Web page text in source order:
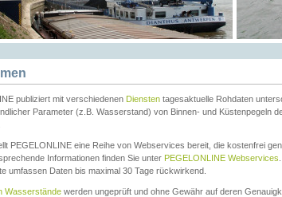
publiziert mit verschiedenen Diensten tagesaktuelle Rohdaten
Parameter (z.B. Wasserstand) von Binnen- und Küstenpegeln
PEGELONLINE eine Reihe von Webservices bereit, die kostenfrei
Informationen finden Sie unter PEGELONLINE Webservices
umfassen Daten bis maximal 30 Tage rückwirkend.
Wasserstände werden ungeprüft und ohne Gewähr auf deren